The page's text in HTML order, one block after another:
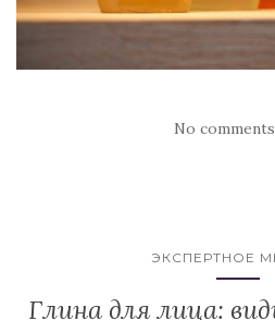
No
ЭКСПЕРТНОЕ
Глина для лица: